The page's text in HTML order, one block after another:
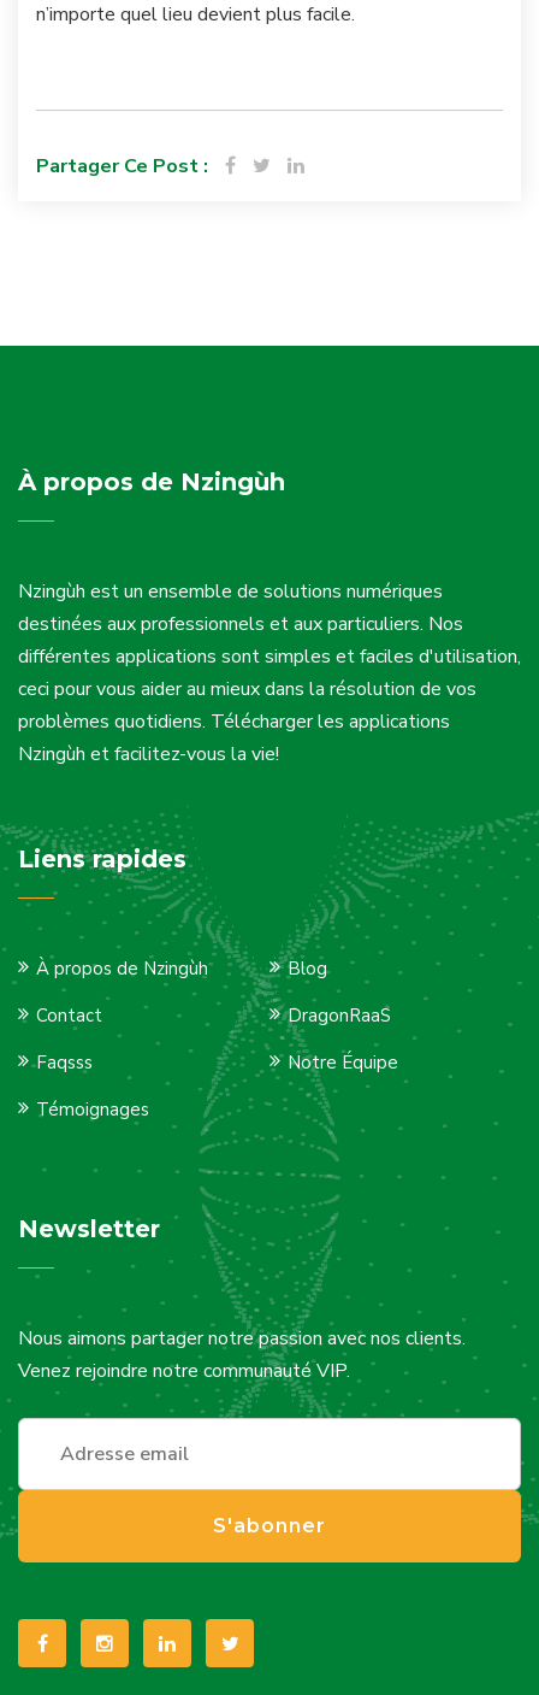
n’importe quel lieu devient plus facile.
Partager Ce Post :
À propos de Nzingùh
Nzingùh est un ensemble de solutions numériques
destinées aux professionnels et aux particuliers. Nos
différentes applications sont simples et faciles d'utilisation,
ceci pour vous aider au mieux dans la résolution de vos
problèmes quotidiens. Télécharger les applications
Nzingùh et facilitez-vous la vie!
Liens rapides
À propos de Nzingùh
Blog
Contact
DragonRaaS
Faqsss
Notre Équipe
Témoignages
Newsletter
Nous aimons partager notre passion avec nos clients.
Venez rejoindre notre communauté VIP.
S'abonner